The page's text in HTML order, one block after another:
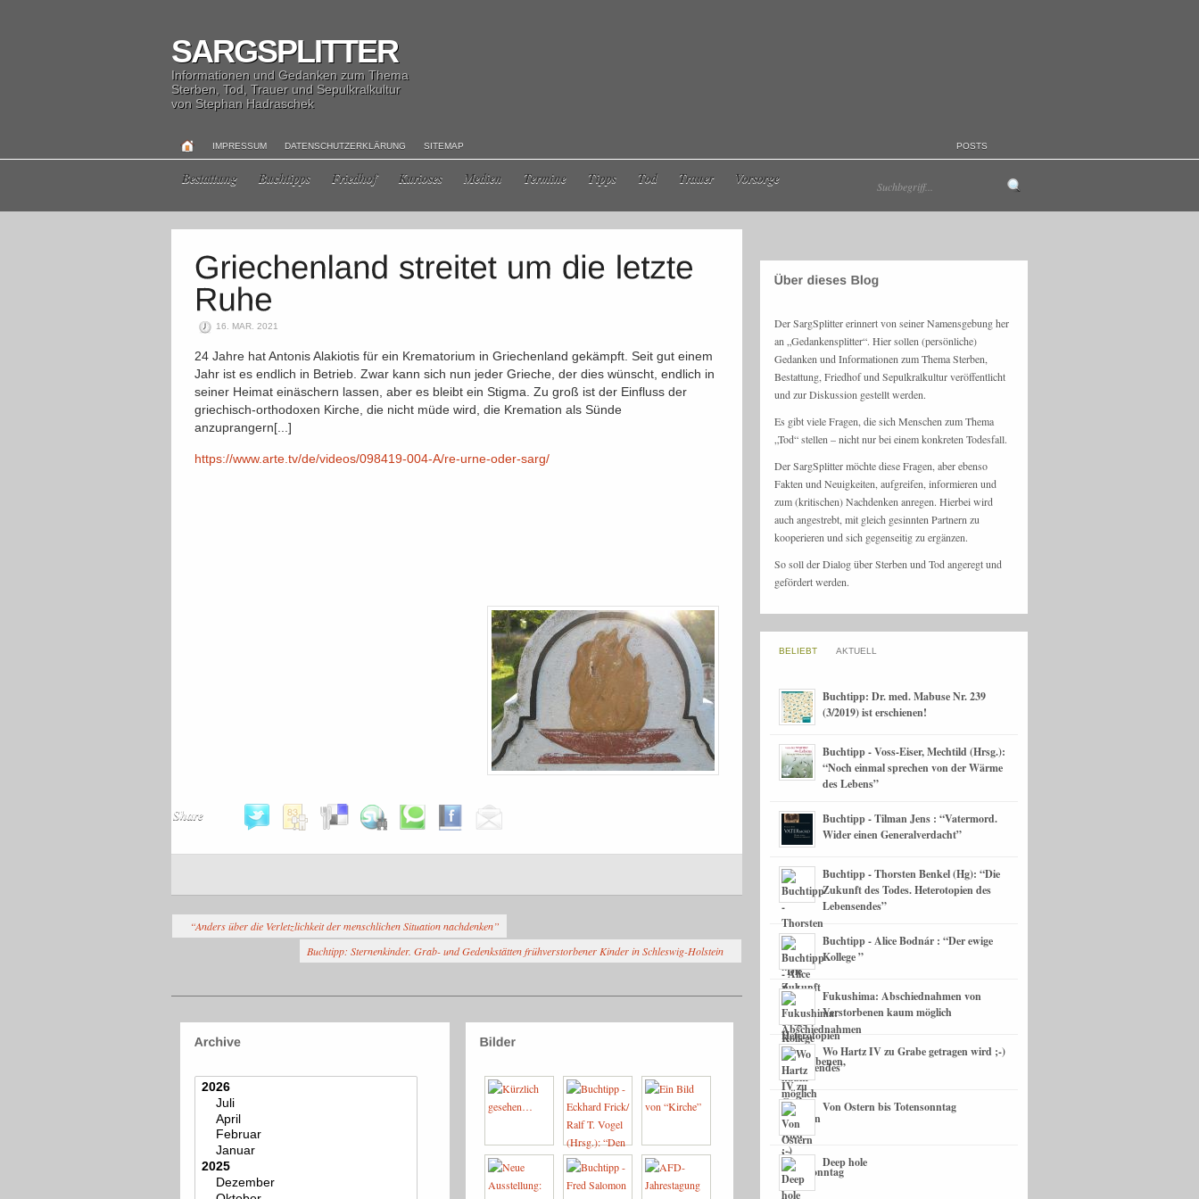
SARGSPLITTER
Informationen und Gedanken zum Thema
Sterben, Tod, Trauer und Sepulkralkultur
von Stephan Hadraschek
IMPRESSUM DATENSCHUTZERKLÄRUNG SITEMAP POSTS
Bestattung Buchtipps Friedhof Kurioses Medien Termine Tipps Tod Trauer Vorsorge
16. MAR. 2021
24 Jahre hat Antonis Alakiotis für ein Krematorium in Griechenland gekämpft. Seit gut einem
Jahr ist es endlich in Betrieb. Zwar kann sich nun jeder Grieche, der dies wünscht, endlich in
seiner Heimat einäschern lassen, aber es bleibt ein Stigma. Zu groß ist der Einfluss der
griechisch-orthodoxen Kirche, die nicht müde wird, die Kremation als Sünde
anzuprangern[...]
https://www.arte.tv/de/videos/098419-004-A/re-urne-oder-sarg/
Share
“Anders über die Verletzlichkeit der menschlichen Situation nachdenken”
Buchtipp: Sternenkinder. Grab- und Gedenkstätten frühverstorbener Kinder in Schleswig-Holstein
Der SargSplitter erinnert von seiner Namensgebung her
an „Gedankensplitter“. Hier sollen (persönliche)
Gedanken und Informationen zum Thema Sterben,
Bestattung, Friedhof und Sepulkralkultur veröffentlicht
und zur Diskussion gestellt werden.
Es gibt viele Fragen, die sich Menschen zum Thema
„Tod“ stellen – nicht nur bei einem konkreten Todesfall.
Der SargSplitter möchte diese Fragen, aber ebenso
Fakten und Neuigkeiten, aufgreifen, informieren und
zum (kritischen) Nachdenken anregen. Hierbei wird
auch angestrebt, mit gleich gesinnten Partnern zu
kooperieren und sich gegenseitig zu ergänzen.
So soll der Dialog über Sterben und Tod angeregt und
gefördert werden.
BELIEBT AKTUELL
Buchtipp: Dr. med. Mabuse Nr. 239
(3/2019) ist erschienen!
Buchtipp - Voss-Eiser, Mechtild (Hrsg.):
“Noch einmal sprechen von der Wärme
des Lebens”
Buchtipp - Tilman Jens : “Vatermord.
Wider einen Generalverdacht”
Buchtipp - Thorsten Benkel (Hg): “Die
Zukunft des Todes. Heterotopien des
Lebensendes”
Buchtipp - Alice Bodnár : “Der ewige
Kollege ”
Fukushima: Abschiednahmen von
Verstorbenen kaum möglich
Wo Hartz IV zu Grabe getragen wird ;-)
Von Ostern bis Totensonntag
Deep hole